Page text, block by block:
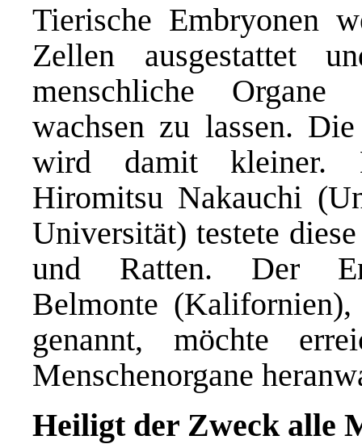
Tierische Embryonen
Zellen ausgestattet
menschliche Organe
wachsen zu lassen.
wird damit kleiner.
Hiromitsu Nakauchi
Universität) testete
und Ratten. Der
Belmonte
genannt, möchte
Menschenorgane
Heiligt der Zweck alle